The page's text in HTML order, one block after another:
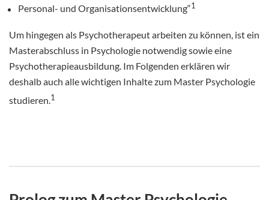
Personal- und Organisationsentwicklung“1
Um hingegen als Psychotherapeut arbeiten zu können, ist ein
Masterabschluss in Psychologie notwendig sowie eine
Psychotherapieausbildung. Im Folgenden erklären wir
deshalb auch alle wichtigen Inhalte zum Master Psychologie
studieren.1